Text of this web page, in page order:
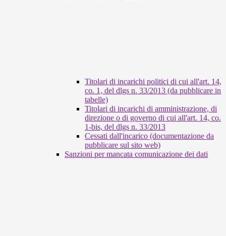
Titolari di incarichi politici di cui all'art. 14,
co. 1, del dlgs n. 33/2013 (da pubblicare in
tabelle)
Titolari di incarichi di amministrazione, di
direzione o di governo di cui all'art. 14, co.
1-bis, del dlgs n. 33/2013
Cessati dall'incarico (documentazione da
pubblicare sul sito web)
Sanzioni per mancata comunicazione dei dati